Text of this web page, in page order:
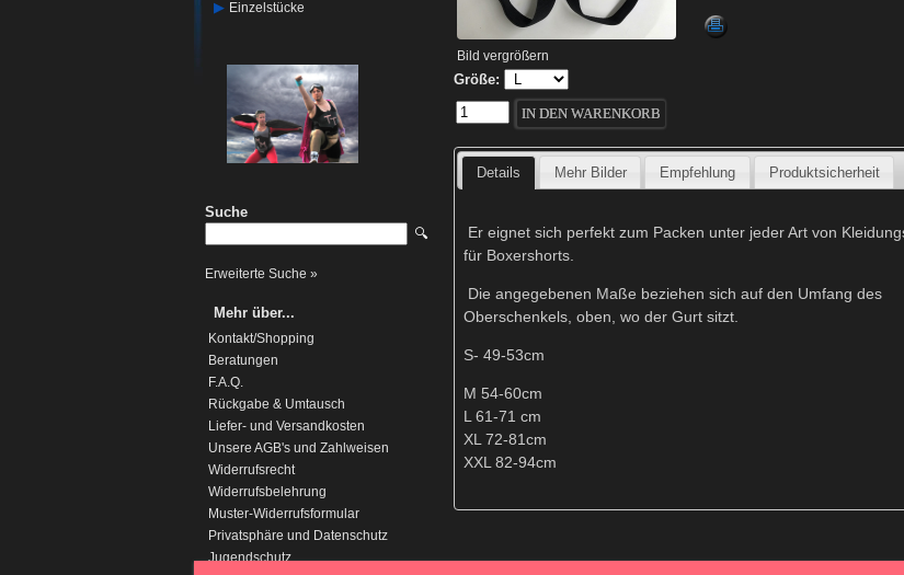
▶ Einzelstücke
Suche
🔍
Erweiterte Suche »
Mehr über...
Kontakt/Shopping
Beratungen
F.A.Q.
Rückgabe & Umtausch
Liefer- und Versandkosten
Unsere AGB's und Zahlweisen
Widerrufsrecht
Widerrufsbelehrung
Muster-Widerrufsformular
Privatsphäre und Datenschutz
Jugendschutz
Bild vergrößern
Größe:
Details Mehr Bilder Empfehlung Produktsicherheit
Er eignet sich perfekt zum Packen unter jeder Art von
für Boxershorts.
Die angegebenen Maße beziehen sich auf den Umfang des
Oberschenkels, oben, wo der Gurt sitzt.
S- 49-53cm
M 54-60cm
L 61-71 cm
XL 72-81cm
XXL 82-94cm